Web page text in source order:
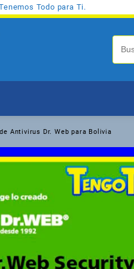
Todo para Ti.
Antivirus Dr. Web para Bolivia